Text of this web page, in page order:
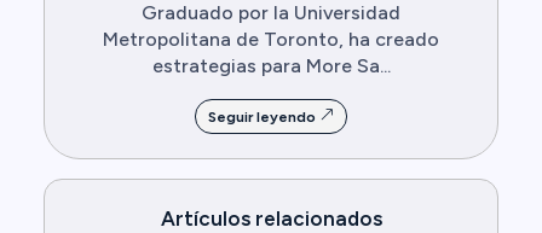
Graduado por la Universidad
Metropolitana de Toronto, ha creado
estrategias para More Sa...
Seguir leyendo
Artículos relacionados